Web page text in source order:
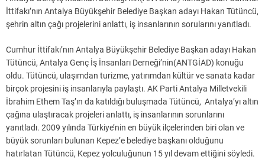
İttifakı’nın Antalya Büyükşehir Belediye Başkan adayı Hakan Tütüncü,
şehrin altın çağı projelerini anlattı, iş insanlarının sorularını yanıtladı.
Cumhur İttifakı’nın Antalya Büyükşehir Belediye Başkan adayı Hakan
Tütüncü, Antalya Genç İş İnsanları Derneği’nin(ANTGİAD) konuğu
oldu. Tütüncü, ulaşımdan turizme, yatırımdan kültür ve sanata kadar
birçok projesini iş insanlarıyla paylaştı. AK Parti Antalya Milletvekili
İbrahim Ethem Taş’ın da katıldığı buluşmada Tütüncü, Antalya’yı altın
çağına ulaştıracak projeleri anlattı, iş insanlarının sorunlarını
yanıtladı. 2009 yılında Türkiye’nin en büyük ilçelerinden biri olan ve
büyük sorunları bulunan Kepez’e belediye başkanı olduğunu
hatırlatan Tütüncü, Kepez yolculuğunun 15 yıl devam ettiğini söyledi.